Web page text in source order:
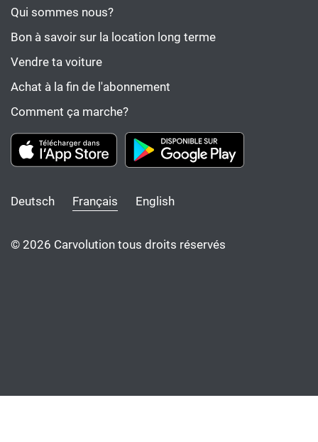
Qui sommes nous?
Bon à savoir sur la location long terme
Vendre ta voiture
Achat à la fin de l'abonnement
Comment ça marche?
Deutsch Français English
© 2026 Carvolution tous droits réservés